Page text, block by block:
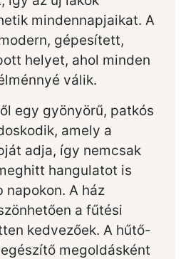
mindennapjaikat. A
gépesített,
helyet, ahol minden
válik.
egy gyönyörű, patkós
amely a
adja, így nemcsak
hangulatot is
napokon. A ház
a fűtési
kedvezőek. A hűtő-
megoldásként